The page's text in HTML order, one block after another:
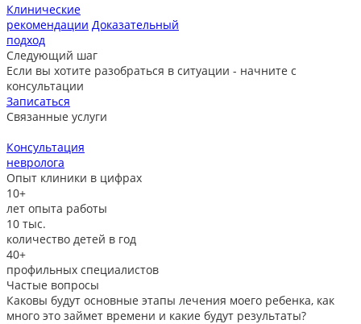
Клинические
рекомендации Доказательный
подход
Следующий шаг
Если вы хотите разобраться в ситуации - начните с
консультации
Записаться
Связанные услуги
Консультация
невролога
Опыт клиники в цифрах
10+
лет опыта работы
10 тыс.
количество детей в год
40+
профильных специалистов
Частые вопросы
Каковы будут основные этапы лечения моего ребенка, как
много это займет времени и какие будут результаты?